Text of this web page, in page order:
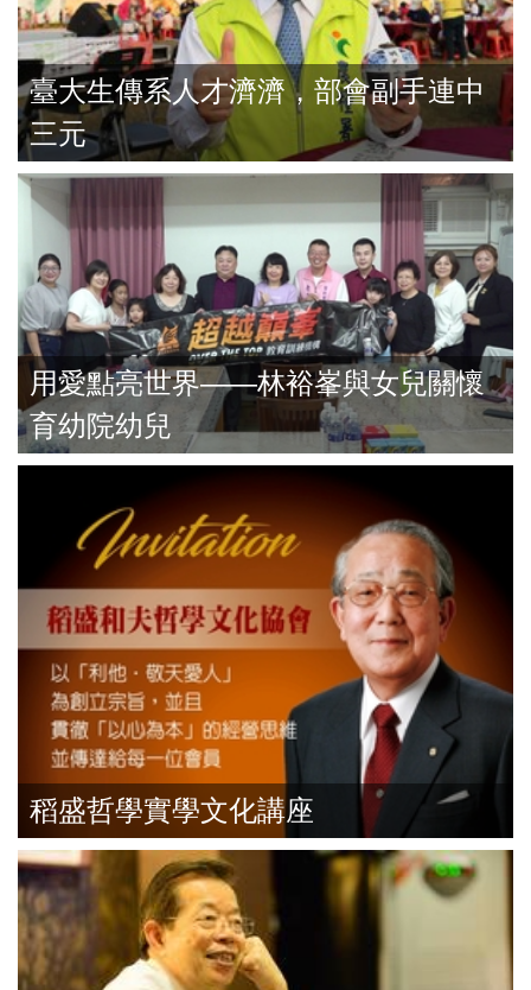
臺大生傳系人才濟濟，部會副手連中
三元
用愛點亮世界——林裕峯與女兒關懷
育幼院幼兒
稻盛哲學實學文化講座